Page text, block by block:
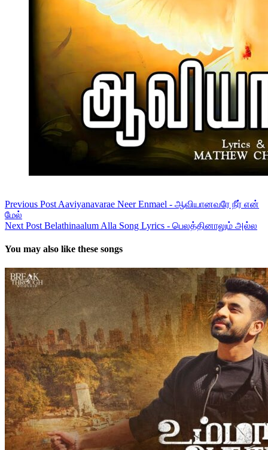
Previous Post Aaviyanavarae Neer Enmael - ஆவியானவரே நீர் என்
மேல்
Next Post Belathinaalum Alla Song Lyrics - பெலத்தினாலும் அல்ல
You may also like these songs